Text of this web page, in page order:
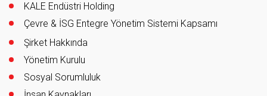
KALE Endüstri Holding
Çevre & İSG Entegre Yönetim Sistemi Kapsamı
Şirket Hakkında
Yönetim Kurulu
Sosyal Sorumluluk